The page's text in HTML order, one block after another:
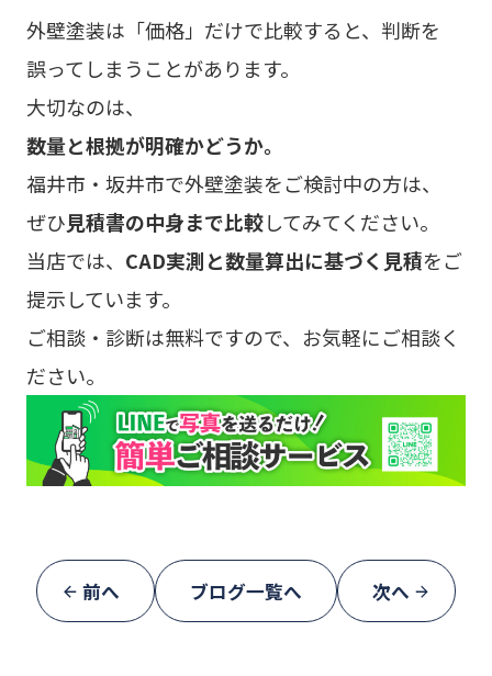
外壁塗装は「価格」だけで比較すると、判断を
誤ってしまうことがあります。
大切なのは、
数量と根拠が明確かどうか。
福井市・坂井市で外壁塗装をご検討中の方は、
ぜひ見積書の中身まで比較してみてください。
当店では、 CAD実測と数量算出に基づく見積をご
提示しています。
ご相談・診断は無料ですので、お気軽にご相談く
ださい。
前へ ブログ一覧へ 次へ